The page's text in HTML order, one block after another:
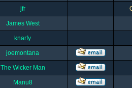
jfr
James West
knarfy
joemontana
The Wicker Man
Manu8